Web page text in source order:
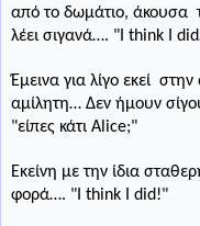
από το δωμάτιο, άκουσα
λέει σιγανά…. " think did
Έμεινα για λίγο εκεί στην
αμίλητη… Δεν ήμουν
"είπες κάτι Α lice;"
Εκείνη με την ίδια
φορά…. " think did!"